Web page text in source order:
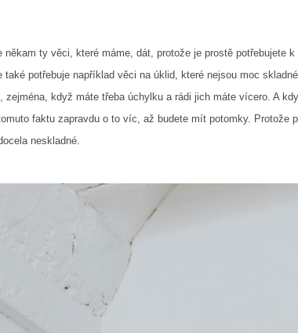
ty věci, které máme, dát, protože je prostě potřebujete
potřebuje například věci na úklid, které nejsou moc
když máte třeba úchylku a rádi jich máte vícero. A
faktu zapravdu o to víc, až budete mít potomky. Protože
neskladné.